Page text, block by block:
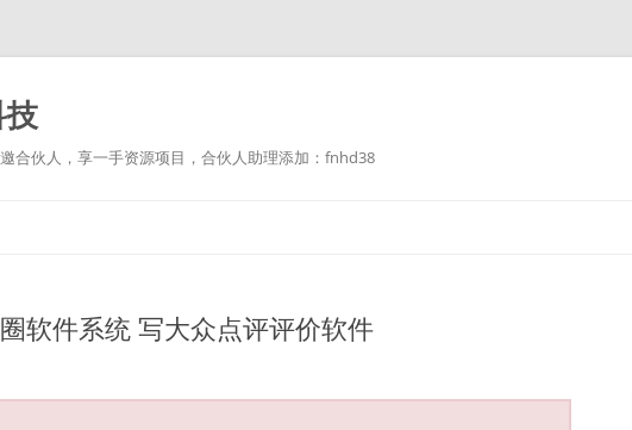
合伙人，享一手资源项目，合伙人助理添加：fnhd38
软件系统 写大众点评评价软件